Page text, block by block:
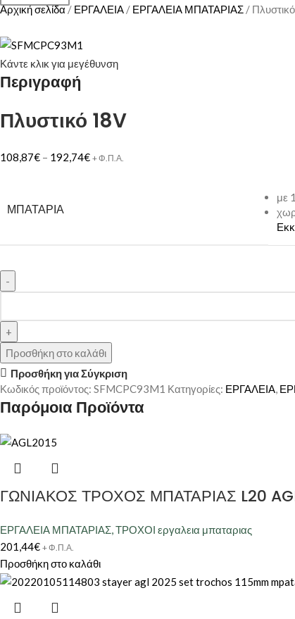
Αρχική σελίδα ΕΡΓΑΛΕΙΑ ΕΡΓΑΛΕΙΑ ΜΠΑΤΑΡΙΑΣ
Κάντε κλικ για μεγέθυνση
Περιγραφή
Πλυστικό 18V
108,87€ – 192,74€ + Φ.Π.Α.
ΜΠΑΤΑΡΙΑ
με
Προσθήκη στο καλάθι
Προσθήκη για Σύγκριση
Κωδικός προϊόντος: SFMCPC93M1 Κατηγορίες: ΕΡΓΑΛΕΙΑ,
Παρόμοια Προϊόντα
ΓΩΝΙΑΚΟΣ ΤΡΟΧΟΣ ΜΠΑΤΑΡΙΑΣ L20
ΕΡΓΑΛΕΙΑ ΜΠΑΤΑΡΙΑΣ,ΤΡΟΧΟΙ εργαλεια μπαταριας
201,44€ + Φ.Π.Α.
Προσθήκη στο καλάθι